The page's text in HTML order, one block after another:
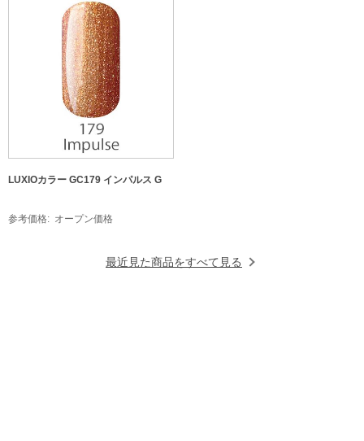
LUXIOカラー GC179 インパルス G
参考価格 オープン価格
最近見た商品をすべて見る